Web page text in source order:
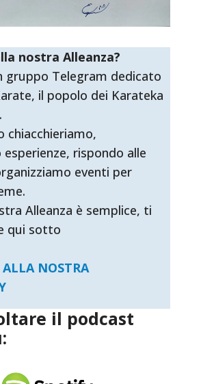
nostra Alleanza?
gruppo Telegram dedicato
il popolo dei Karateka
chiacchieriamo,
rispondo alle
eventi per
Alleanza è semplice, ti
qui sotto
NOSTRA
il podcast